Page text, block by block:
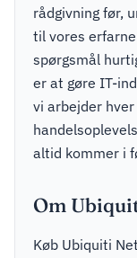
rådgivning før,
til vores
spørgsmål
er at gøre IT-
vi arbejder
altid kommer i
Om
Køb Ubiquiti